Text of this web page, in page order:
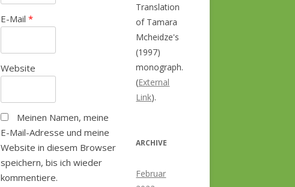
E-Mail*
Website
Meinen Namen, meine
E-Mail-Adresse und meine
Website in diesem Browser
speichern, bis ich wieder
kommentiere.
Translation
of Tamara
Mcheidze's
(1997)
monograph.
(External
Link).
ARCHIVE
Februar